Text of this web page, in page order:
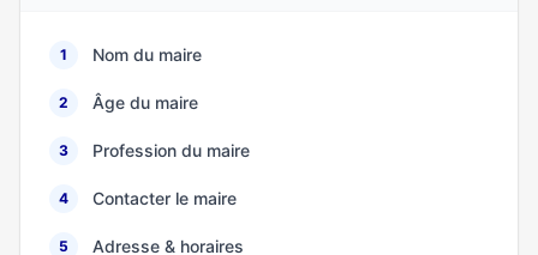
1 Nom du maire
2 Âge du maire
3 Profession du maire
4 Contacter le maire
5 Adresse & horaires